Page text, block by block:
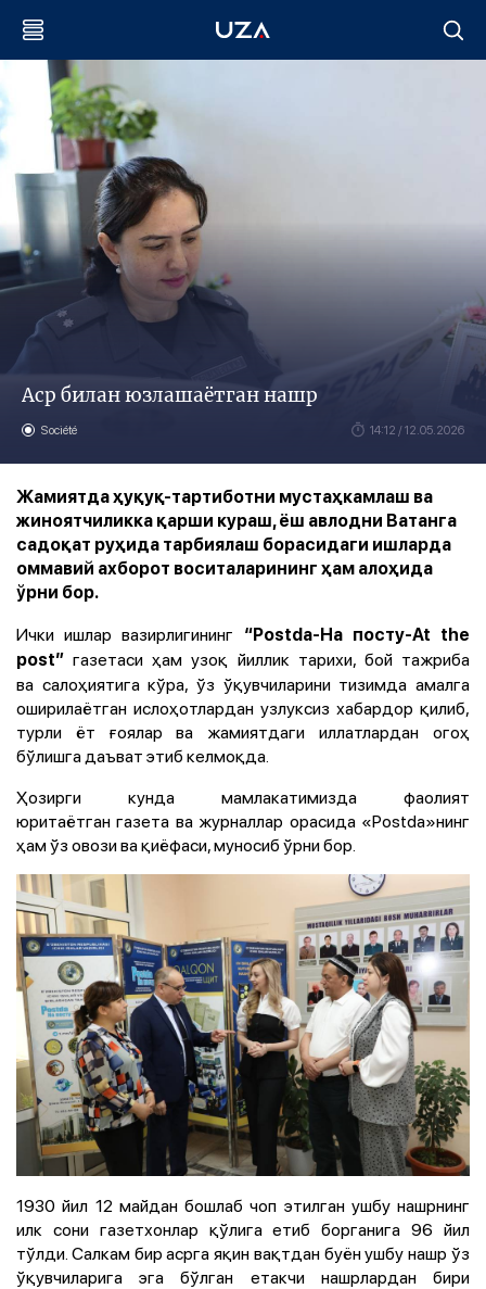
Аср билан юзлашаётган нашр
Société 14:12 / 12.05.2026
Жамиятда ҳуқуқ-тартиботни мустаҳкамлаш ва
жиноятчиликка қарши кураш, ёш авлодни Ватанга
садоқат руҳида тарбиялаш борасидаги ишларда
оммавий ахборот воситаларининг ҳам алоҳида
ўрни бор.
Ички ишлар вазирлигининг
“Postda-На посту-At the
post” газетаси ҳам узоқ йиллик тарихи, бой тажриба
ва салоҳиятига кўра, ўз ўқувчиларини тизимда амалга
оширилаётган ислоҳотлардан узлуксиз хабардор қилиб,
турли ёт ғоялар ва жамиятдаги иллатлардан огоҳ
бўлишга даъват этиб келмоқда.
Ҳозирги кунда мамлакатимизда фаолият
юритаётган газета ва журналлар орасида «Postda»нинг
ҳам ўз овози ва қиёфаси, муносиб ўрни бор.
1930 йил 12 майдан бошлаб чоп этилган ушбу нашрнинг
илк сони газетхонлар қўлига етиб борганига 96 йил
тўлди. Салкам бир асрга яқин вақтдан буён ушбу нашр ўз
ўқувчиларига эга бўлган етакчи нашрлардан бири